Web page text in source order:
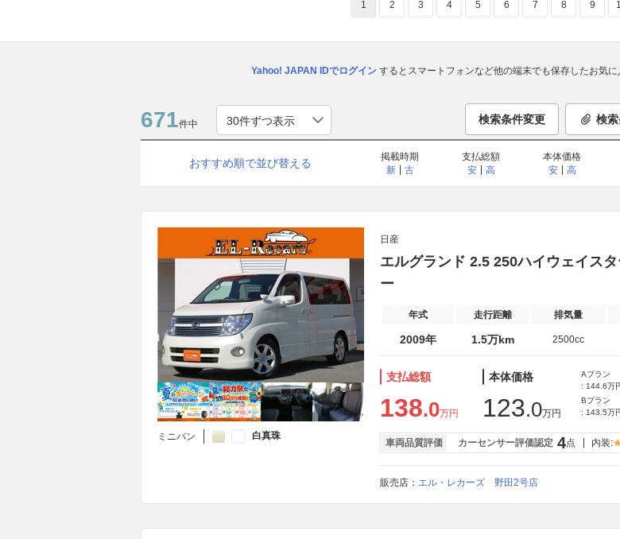
1 2 3 4 5 6 7 8 9
Yahoo! JAPAN IDでログインするとスマートフォンなど他の端末でも保存したお気に
671件中 検索条件変更 検
おすすめ順で並び替える
掲載時期
新
古
支払総額
安
高
本体価格
安
高
ミニバン 白真珠
日産
エルグランド 2.5 250ハイウェイス
ー
年式 走行距離 排気量
2009年 1.5万km 2500cc
支払総額
138.0万円
本体価格
123.0万円
Aプラン
: 144.6万
Bプラン
: 143.5万
車両品質評価 カーセンサー評価認定 4点 内装:
販売店： エル・レカーズ 野田2号店